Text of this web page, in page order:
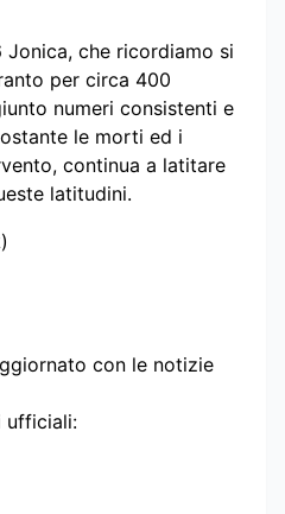
Jonica, che ricordiamo si
per circa 400
numeri consistenti e
le morti ed i
continua a latitare
latitudini.
con le notizie
ufficiali: